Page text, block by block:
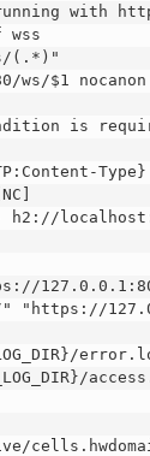
with
wss
(.*)"
ws/$1 nocanon
is
Type}
" "https://